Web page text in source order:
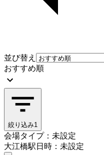
並び替え
おすすめ順
絞り込み1
会場タイプ：未設定
大江橋駅日時：未設定